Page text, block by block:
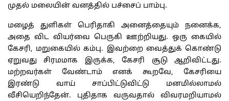
முதல் மலையின் வனத்தில் பச்சைப் பாம்பு.
மழைத் துளிகள் பெரிதாகி அனைத்தையும் நனைக்க,
அதை விட வியர்வை பெருகி ஊற்றியது. ஒரு கையில்
கேசரி, மறுகையில் கம்பு. இவற்றை வைத்துக் கொண்டு
ஏறுவது
சிரமமாக இருக்க,கேசரி சூடு ஆறிவிட்டது.
மற்றவர்கள்
வேண்டாம் எனக் கூறவே, கேசரியை
இரண்டு
வாய் சாப்பிட்டுவிட்டு
மனமில்லாமல்
வீசியெறிந்தேன். புதிதாக வருவதால்
விவரமறியாமல்